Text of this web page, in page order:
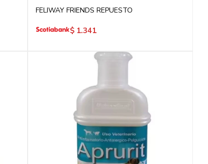
FELIWAY FRIENDS REPUESTO
$ 1.341